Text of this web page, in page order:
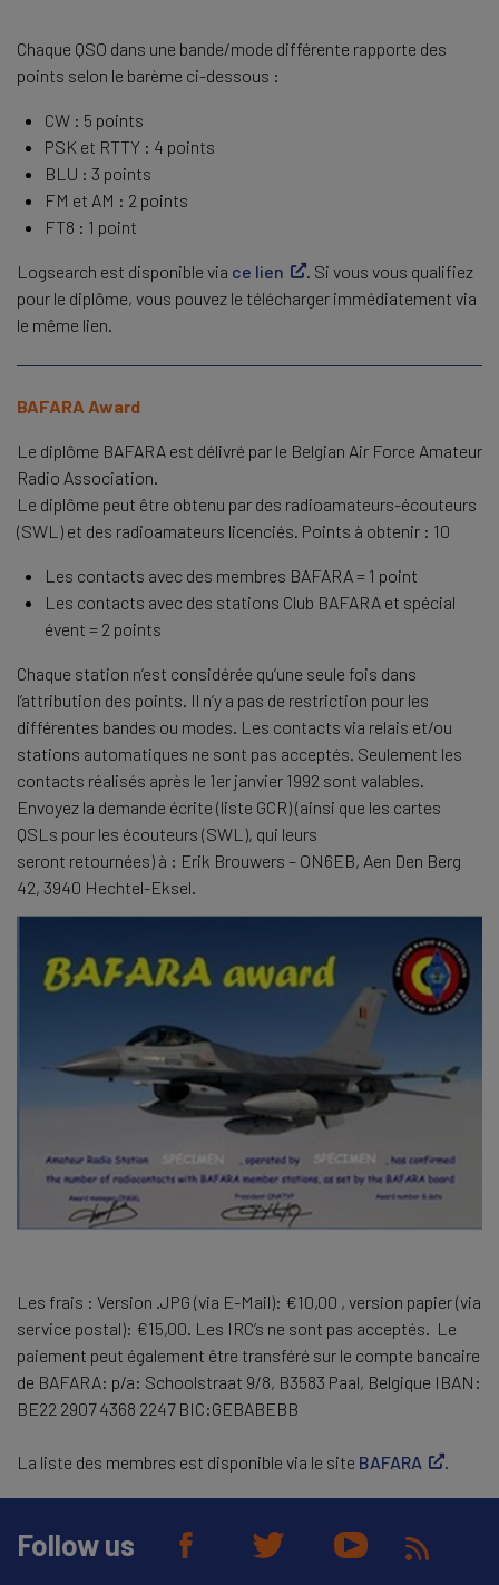
Chaque QSO dans une bande/mode différente rapporte des
points selon le barème ci-dessous :
CW : 5 points
PSK et RTTY : 4 points
BLU : 3 points
FM et AM : 2 points
FT8 : 1 point
Logsearch est disponible via ce lien
. Si vous vous qualifiez
pour le diplôme, vous pouvez le télécharger immédiatement via
le même lien.
BAFARA Award
Le diplôme BAFARA est délivré par le Belgian Air Force Amateur
Radio Association.
Le diplôme peut être obtenu par des radioamateurs-écouteurs
(SWL) et des radioamateurs licenciés. Points à obtenir : 10
Les contacts avec des membres BAFARA = 1 point
Les contacts avec des stations Club BAFARA et spécial
évent = 2 points
Chaque station n’est considérée qu’une seule fois dans
l’attribution des points. Il n’y a pas de restriction pour les
différentes bandes ou modes. Les contacts via relais et/ou
stations automatiques ne sont pas acceptés. Seulement les
contacts réalisés après le 1er janvier 1992 sont valables.
Envoyez la demande écrite (liste GCR) (ainsi que les cartes
QSLs pour les écouteurs (SWL), qui leurs
seront retournées) à : Erik Brouwers – ON6EB, Aen Den Berg
42, 3940 Hechtel-Eksel.
Les frais : Version .JPG (via E-Mail): €10,00 , version papier (via
service postal): €15,00. Les IRC’s ne sont pas acceptés. Le
paiement peut également être transféré sur le compte bancaire
de BAFARA: p/a: Schoolstraat 9/8, B3583 Paal, Belgique IBAN:
BE22 2907 4368 2247 BIC:GEBABEBB
La liste des membres est disponible via le site BAFARA .
Follow us